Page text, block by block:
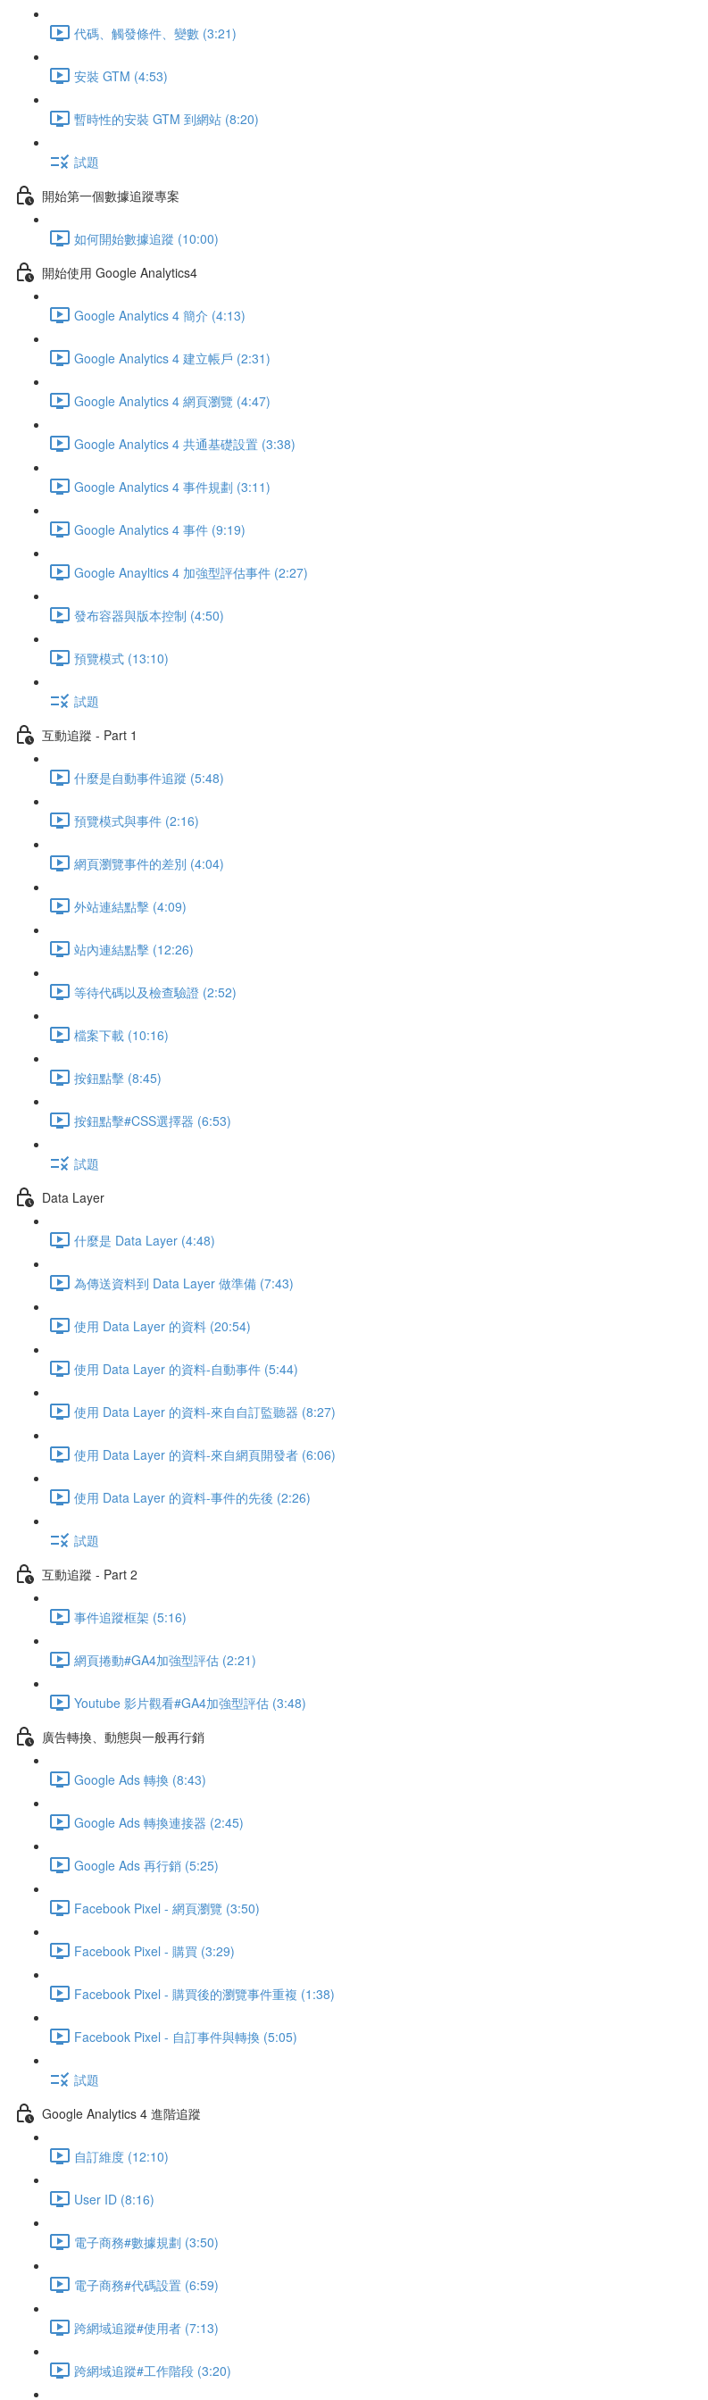
代碼、觸發條件、變數 (3:21)
安裝 GTM (4:53)
暫時性的安裝 GTM 到網站 (8:20)
試題
開始第一個數據追蹤專案
如何開始數據追蹤 (10:00)
開始使用 Google Analytics4
Google Analytics 4 簡介 (4:13)
Google Analytics 4 建立帳戶 (2:31)
Google Analytics 4 網頁瀏覽 (4:47)
Google Analytics 4 共通基礎設置 (3:38)
Google Analytics 4 事件規劃 (3:11)
Google Analytics 4 事件 (9:19)
Google Anayltics 4 加強型評估事件 (2:27)
發布容器與版本控制 (4:50)
預覽模式 (13:10)
試題
互動追蹤 - Part 1
什麼是自動事件追蹤 (5:48)
預覽模式與事件 (2:16)
網頁瀏覽事件的差別 (4:04)
外站連結點擊 (4:09)
站內連結點擊 (12:26)
等待代碼以及檢查驗證 (2:52)
檔案下載 (10:16)
按鈕點擊 (8:45)
按鈕點擊#CSS選擇器 (6:53)
試題
Data Layer
什麼是 Data Layer (4:48)
為傳送資料到 Data Layer 做準備 (7:43)
使用 Data Layer 的資料 (20:54)
使用 Data Layer 的資料-自動事件 (5:44)
使用 Data Layer 的資料-來自自訂監聽器 (8:27)
使用 Data Layer 的資料-來自網頁開發者 (6:06)
使用 Data Layer 的資料-事件的先後 (2:26)
試題
互動追蹤 - Part 2
事件追蹤框架 (5:16)
網頁捲動#GA4加強型評估 (2:21)
Youtube 影片觀看#GA4加強型評估 (3:48)
廣告轉換、動態與一般再行銷
Google Ads 轉換 (8:43)
Google Ads 轉換連接器 (2:45)
Google Ads 再行銷 (5:25)
Facebook Pixel - 網頁瀏覽 (3:50)
Facebook Pixel - 購買 (3:29)
Facebook Pixel - 購買後的瀏覽事件重複 (1:38)
Facebook Pixel - 自訂事件與轉換 (5:05)
試題
Google Analytics 4 進階追蹤
自訂維度 (12:10)
User ID (8:16)
電子商務#數據規劃 (3:50)
電子商務#代碼設置 (6:59)
跨網域追蹤#使用者 (7:13)
跨網域追蹤#工作階段 (3:20)